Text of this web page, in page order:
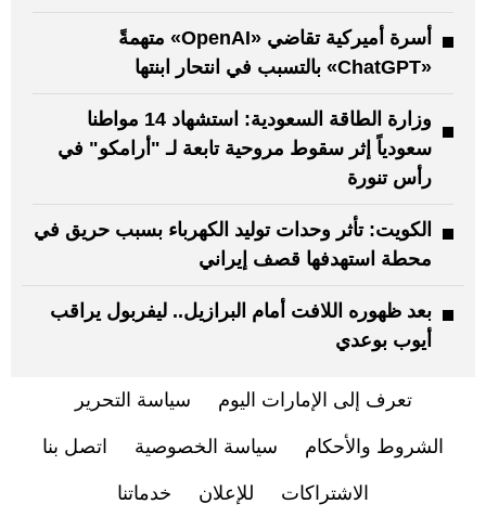
أسرة أميركية تقاضي «OpenAI» متهمةً
«ChatGPT» بالتسبب في انتحار ابنتها
وزارة الطاقة السعودية: استشهاد 14 مواطنا
سعودياً إثر سقوط مروحية تابعة لـ "أرامكو" في
رأس تنورة
الكويت: تأثر وحدات توليد الكهرباء بسبب حريق في
محطة استهدفها قصف إيراني
بعد ظهوره اللافت أمام البرازيل.. ليفربول يراقب
أيوب بوعدي
تعرف إلى الإمارات اليوم سياسة التحرير
الشروط والأحكام سياسة الخصوصية اتصل بنا
الاشتراكات للإعلان خدماتنا